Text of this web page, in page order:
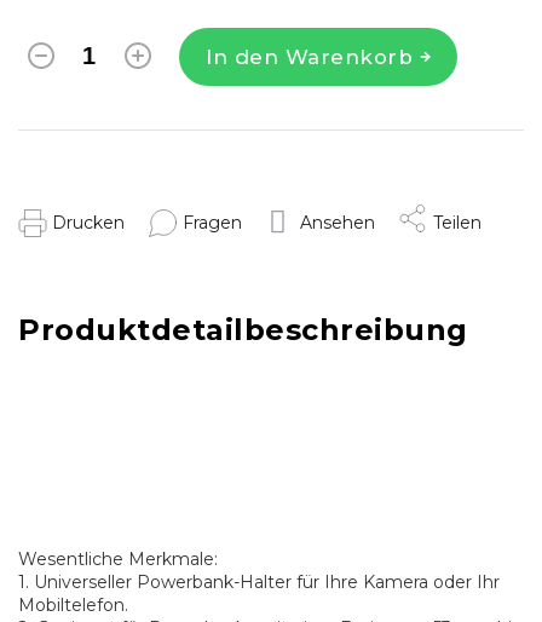
In den Warenkorb
Drucken Fragen Ansehen Teilen
Produktdetailbeschreibung
Wesentliche Merkmale:
1. Universeller Powerbank-Halter für Ihre Kamera oder Ihr
Mobiltelefon.